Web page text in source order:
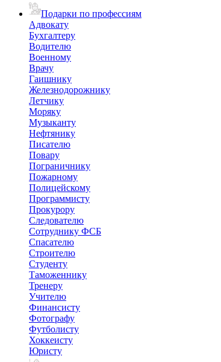
Подарки по профессиям
Адвокату
Бухгалтеру
Водителю
Военному
Врачу
Гаишнику
Железнодорожнику
Летчику
Моряку
Музыканту
Нефтянику
Писателю
Повару
Пограничнику
Пожарному
Полицейскому
Программисту
Прокурору
Следователю
Сотруднику ФСБ
Спасателю
Строителю
Студенту
Таможеннику
Тренеру
Учителю
Финансисту
Фотографу
Футболисту
Хоккеисту
Юристу